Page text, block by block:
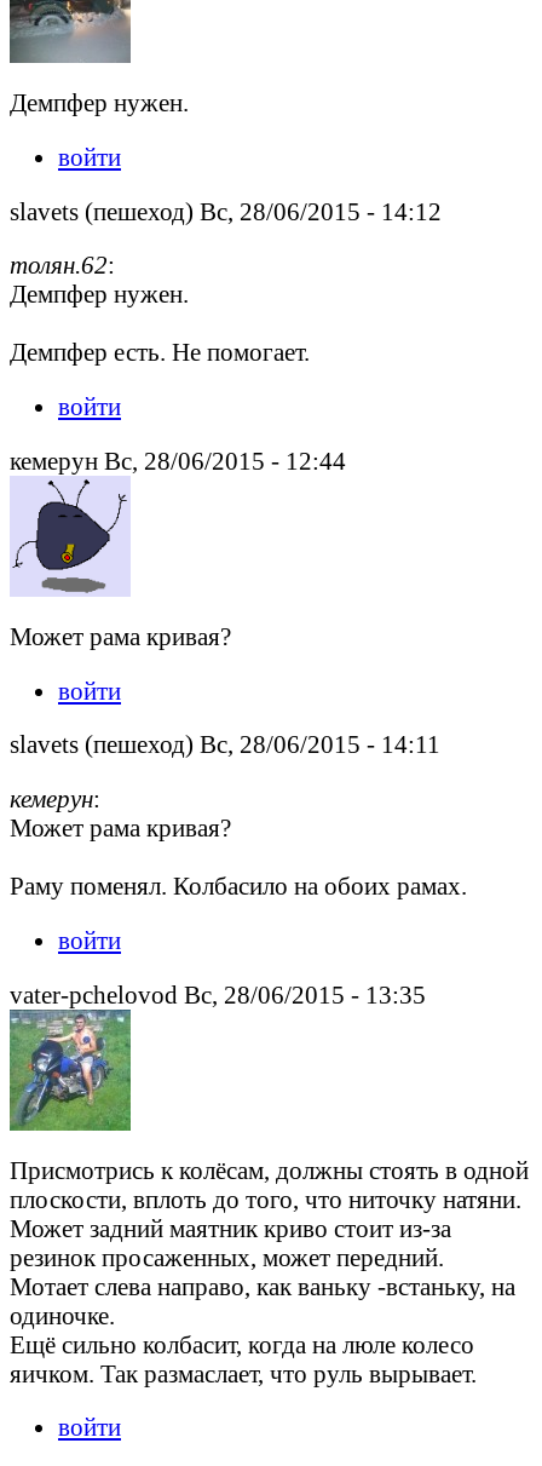
Демпфер нужен.
войти
slavets (пешеход) Вс, 28/06/2015 - 14:12
толян.62:
Демпфер нужен.
Демпфер есть. Не помогает.
войти
кемерун Вс, 28/06/2015 - 12:44
Может рама кривая?
войти
slavets (пешеход) Вс, 28/06/2015 - 14:11
кемерун:
Может рама кривая?
Раму поменял. Колбасило на обоих рамах.
войти
vater-pchelovod Вс, 28/06/2015 - 13:35
Присмотрись к колёсам, должны стоять в одной
плоскости, вплоть до того, что ниточку натяни.
Может задний маятник криво стоит из-за
резинок просаженных, может передний.
Мотает слева направо, как ваньку -встаньку, на
одиночке.
Ещё сильно колбасит, когда на люле колесо
яичком. Так размаслает, что руль вырывает.
войти